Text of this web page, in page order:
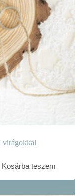
virágokkal
Kosárba teszem